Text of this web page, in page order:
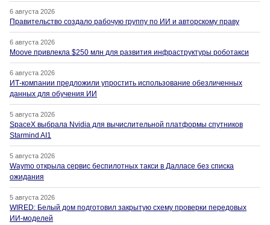
6 августа 2026
Правительство создало рабочую группу по ИИ и авторскому праву
6 августа 2026
Moove привлекла $250 млн для развития инфраструктуры роботакси
6 августа 2026
ИТ-компании предложили упростить использование обезличенных
данных для обучения ИИ
5 августа 2026
SpaceX выбрала Nvidia для вычислительной платформы спутников
Starmind AI1
5 августа 2026
Waymo открыла сервис беспилотных такси в Далласе без списка
ожидания
5 августа 2026
WIRED: Белый дом подготовил закрытую схему проверки передовых
ИИ-моделей